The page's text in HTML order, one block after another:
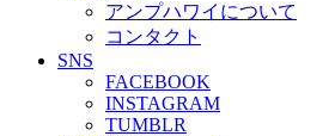
アンプハワイについて
コンタクト
SNS
FACEBOOK
INSTAGRAM
TUMBLR